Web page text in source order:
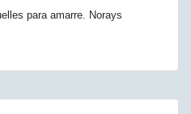
para amarre. Norays